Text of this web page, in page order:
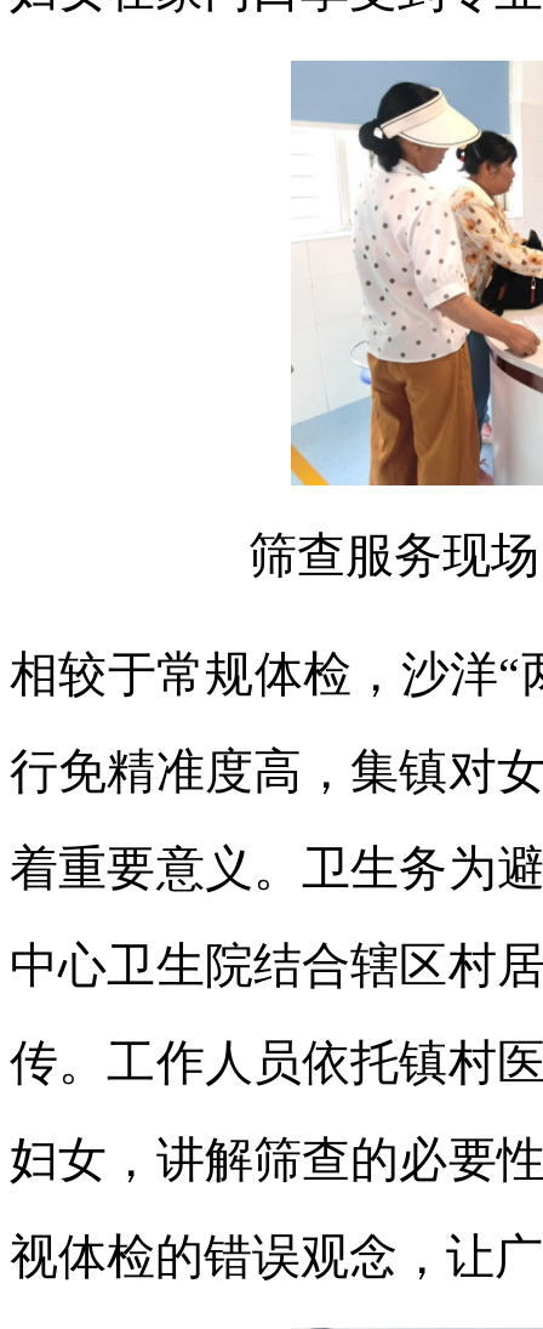
筛查服务现
相较于常规体检，沙洋
行免精准度高，集镇对
着重要意义。卫生务为
中心卫生院结合辖区村
传。工作人员依托镇村
妇女，讲解筛查的必要
视体检的错误观念，让